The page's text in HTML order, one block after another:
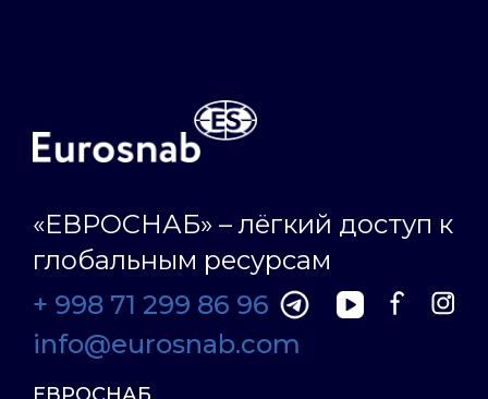
«ЕВРОСНАБ» – лёгкий доступ к
глобальным ресурсам
+ 998 71 299 86 96
info@eurosnab.com